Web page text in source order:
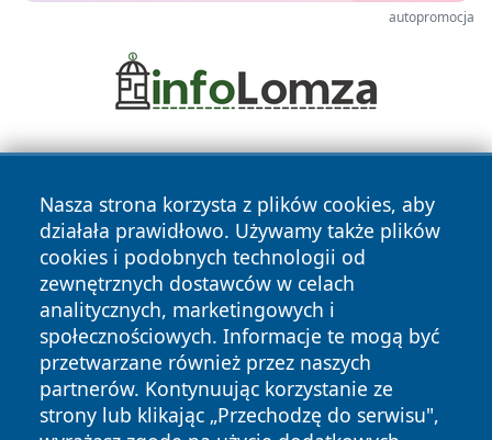
autopromocja
Nasza strona korzysta z plików cookies, aby
działała prawidłowo. Używamy także plików
cookies i podobnych technologii od
zewnętrznych dostawców w celach
analitycznych, marketingowych i
społecznościowych. Informacje te mogą być
przetwarzane również przez naszych
partnerów. Kontynuując korzystanie ze
strony lub klikając „Przechodzę do serwisu",
Copyright © 2026 pulsbydgoszczy.pl Wszystkie prawa
zastrzeżone.
News Autorzy
Polityka
Prywatności
Polityka
Cookies